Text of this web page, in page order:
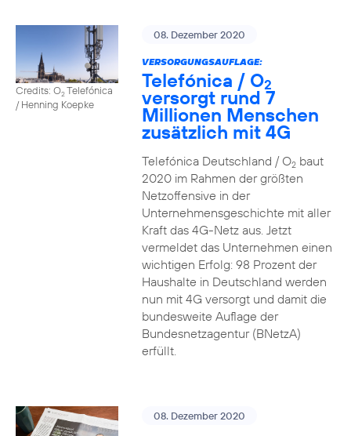
Credits: O2Telefónica
/ Henning Koepke
08. Dezember 2020
VERSORGUNGSAUFLAGE:
Telefónica / O2
versorgt rund 7
Millionen Menschen
zusätzlich mit 4G
Telefónica Deutschland / O2baut
2020 im Rahmen der größten
Netzoffensive in der
Unternehmensgeschichte mit aller
Kraft das 4G-Netz aus. Jetzt
vermeldet das Unternehmen einen
wichtigen Erfolg: 98 Prozent der
Haushalte in Deutschland werden
nun mit 4G versorgt und damit die
bundesweite Auflage der
Bundesnetzagentur (BNetzA)
erfüllt.
08. Dezember 2020